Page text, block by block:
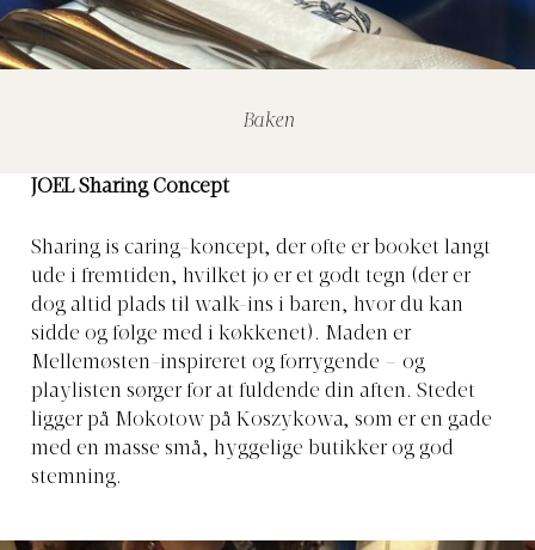
Baken
JOEL Sharing Concept
Sharing is caring-koncept, der ofte er booket langt
ude i fremtiden, hvilket jo er et godt tegn (der er
dog altid plads til walk-ins i baren, hvor du kan
sidde og følge med i køkkenet). Maden er
Mellemøsten-inspireret og forrygende – og
playlisten sørger for at fuldende din aften. Stedet
ligger på Mokotow på Koszykowa, som er en gade
med en masse små, hyggelige butikker og god
stemning.